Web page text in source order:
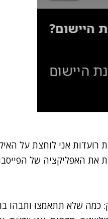
רועדות אני לוחצת על
את האפליקציה של
כמה שלא תתאמצו ותבהו